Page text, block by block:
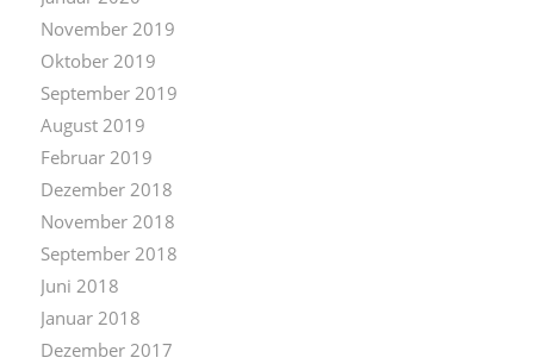
November 2019
Oktober 2019
September 2019
August 2019
Februar 2019
Dezember 2018
November 2018
September 2018
Juni 2018
Januar 2018
Dezember 2017